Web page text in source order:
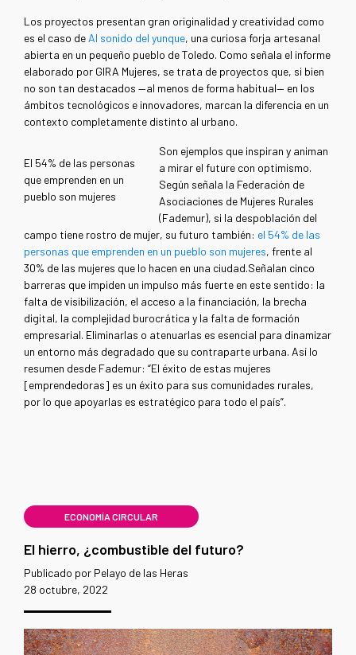
Los proyectos presentan gran originalidad y creatividad como
es el caso de Al sonido del yunque, una curiosa forja artesanal
abierta en un pequeño pueblo de Toledo. Como señala el informe
elaborado por GIRA Mujeres, se trata de proyectos que, si bien
no son tan destacados —al menos de forma habitual— en los
ámbitos tecnológicos e innovadores, marcan la diferencia en un
contexto completamente distinto al urbano.
El 54% de las personas
que emprenden en un
pueblo son mujeres
Son ejemplos que inspiran y animan
a mirar el future con optimismo.
Según señala la Federación de
Asociaciones de Mujeres Rurales
(Fademur), si la despoblación del
campo tiene rostro de mujer, su futuro también: el 54% de las
personas que emprenden en un pueblo son mujeres, frente al
30% de las mujeres que lo hacen en una ciudad.Señalan cinco
barreras que impiden un impulso más fuerte en este sentido: la
falta de visibilización, el acceso a la financiación, la brecha
digital, la complejidad burocrática y la falta de formación
empresarial. Eliminarlas o atenuarlas es esencial para dinamizar
un entorno más degradado que su contraparte urbana. Así lo
resumen desde Fademur: “El éxito de estas mujeres
[emprendedoras] es un éxito para sus comunidades rurales,
por lo que apoyarlas es estratégico para todo el país”.
ECONOMÍA CIRCULAR
El hierro, ¿combustible del futuro?
Publicado por Pelayo de las Heras
28 octubre, 2022